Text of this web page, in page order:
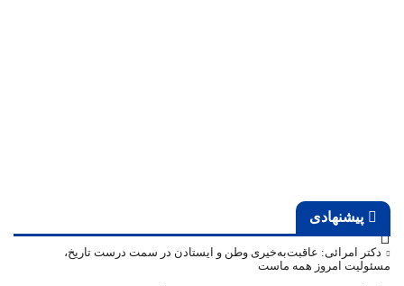
پیشنهادی
دکتر امرائی: عاقبت‌به‌خیری وطن و ایستادن در سمت درست تاریخ،
مسئولیت امروز همه ماست